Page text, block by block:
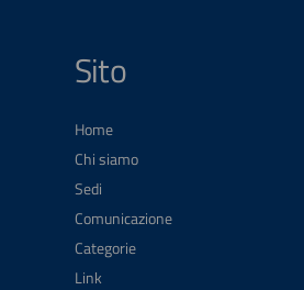
Sito
Home
Chi siamo
Sedi
Comunicazione
Categorie
Link